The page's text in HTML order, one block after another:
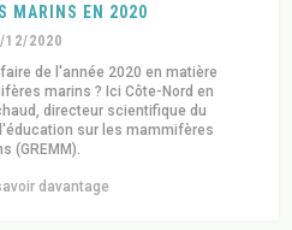
MARINS EN 2020
12/2020
de l'année 2020 en matière
marins ? Ici Côte-Nord en
directeur scientifique du
sur les mammifères
(GREMM).
davantage